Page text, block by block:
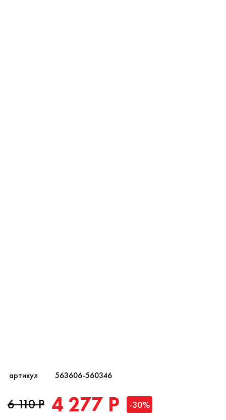
артикул 563606-560346
6 110 Р 4 277 Р -30%